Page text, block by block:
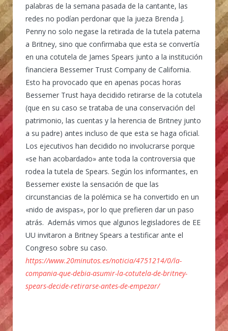
palabras de la semana pasada de la cantante, las
redes no podían perdonar que la jueza Brenda J.
Penny no solo negase la retirada de la tutela paterna
a Britney, sino que confirmaba que esta se convertía
en una cotutela de James Spears junto a la institución
financiera Bessemer Trust Company de California.
Esto ha provocado que en apenas pocas horas
Bessemer Trust haya decidido retirarse de la cotutela
(que en su caso se trataba de una conservación del
patrimonio, las cuentas y la herencia de Britney junto
a su padre) antes incluso de que esta se haga oficial.
Los ejecutivos han decidido no involucrarse porque
«se han acobardado» ante toda la controversia que
rodea la tutela de Spears. Según los informantes, en
Bessemer existe la sensación de que las
circunstancias de la polémica se ha convertido en un
«nido de avispas», por lo que prefieren dar un paso
atrás. Además vimos que algunos legisladores de EE
UU invitaron a Britney Spears a testificar ante el
Congreso sobre su caso.
https://www.20minutos.es/noticia/4751214/0/la-
compania-que-debia-asumir-la-cotutela-de-britney-
spears-decide-retirarse-antes-de-empezar/